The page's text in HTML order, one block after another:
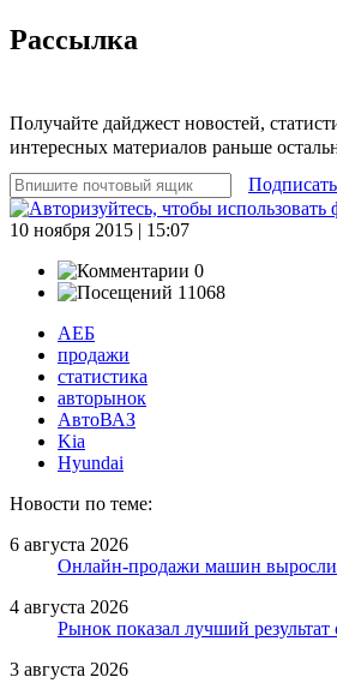
Рассылка
Получайте дайджест новостей,
интересных материалов раньше
10 ноября 2015 | 15:07
0
11068
АЕБ
продажи
статистика
авторынок
АвтоВАЗ
Kia
Hyundai
Новости по теме:
6 августа 2026
Онлайн-продажи машин выросли
4 августа 2026
Рынок показал лучший результат
3 августа 2026